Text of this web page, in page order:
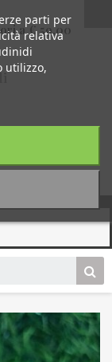
a € 59,00
parti per
relativa
utilizzo,